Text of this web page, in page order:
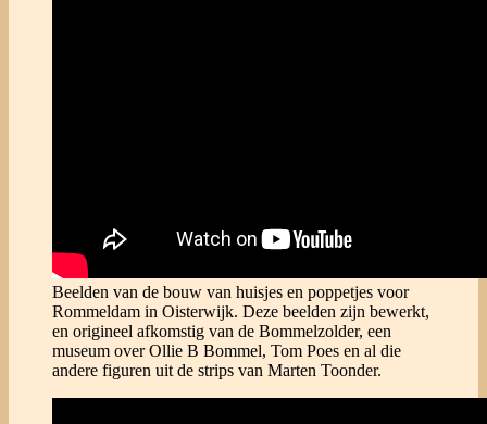
Beelden van de bouw van huisjes en poppetjes voor
Rommeldam in Oisterwijk. Deze beelden zijn bewerkt,
en origineel afkomstig van de Bommelzolder, een
museum over Ollie B Bommel, Tom Poes en al die
andere figuren uit de strips van Marten Toonder.